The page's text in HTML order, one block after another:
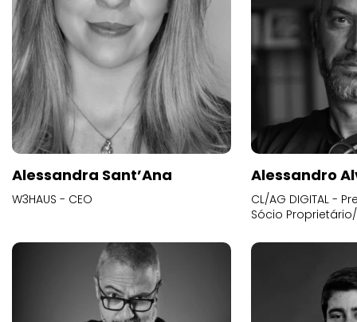
Alessandra Sant’Ana
W3HAUS - CEO
Alessandro
CL/AG DIGITAL -
Sócio